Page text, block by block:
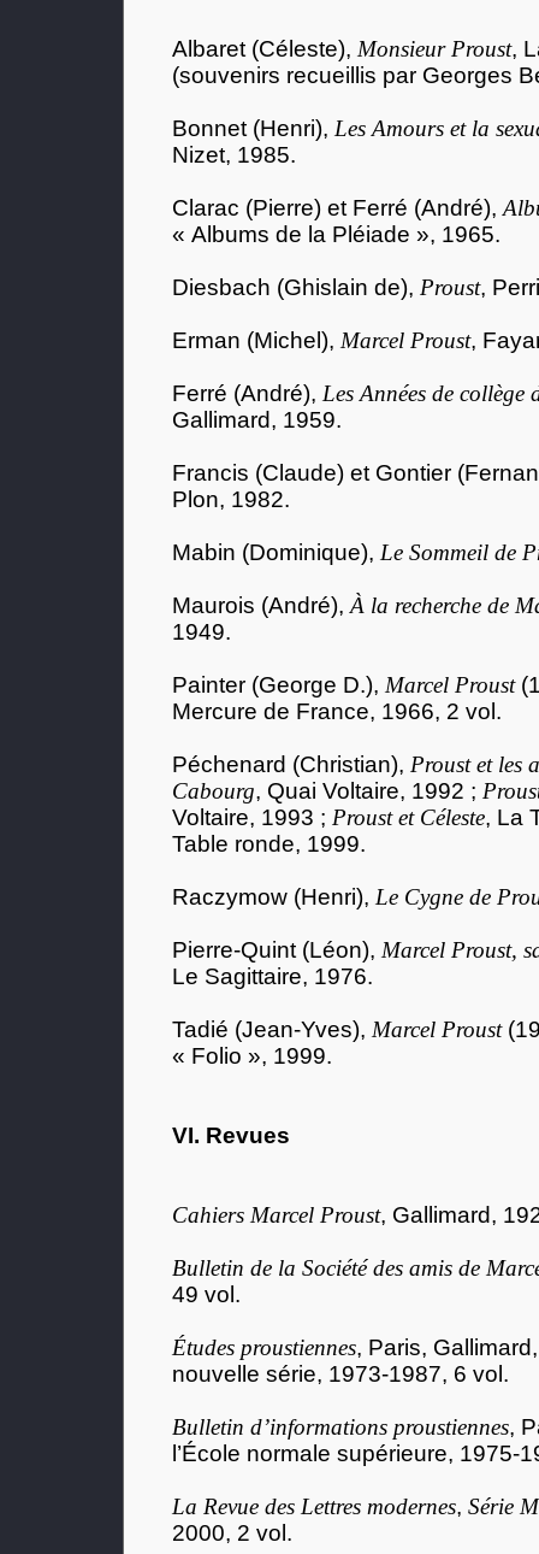
Albaret (Céleste), Monsieur Proust,
(souvenirs recueillis par Georges
Bonnet (Henri), Les Amours et la
Nizet, 1985.
Clarac (Pierre) et Ferré (André),
« Albums de la Pléiade », 1965.
Diesbach (Ghislain de), Proust,
Erman (Michel), Marcel Proust,
Ferré (André), Les Années de collège
Gallimard, 1959.
Francis (Claude) et Gontier
Plon, 1982.
Mabin (Dominique), Le Sommeil de
Maurois (André), À la recherche de
1949.
Painter (George D.), Marcel Proust
Mercure de France, 1966, 2 vol.
Péchenard (Christian), Proust et les
Cabourg, Quai Voltaire, 1992 ;
Voltaire, 1993 ; Proust et Céleste, La
Table ronde, 1999.
Raczymow (Henri), Le Cygne de
Pierre-Quint (Léon), Marcel Proust,
Le Sagittaire, 1976.
Tadié (Jean-Yves), Marcel Proust
« Folio », 1999.
VI. Revues
Cahiers Marcel Proust, Gallimard,
Bulletin de la Société des amis de
49 vol.
Études proustiennes, Paris,
nouvelle série, 1973-1987, 6 vol.
Bulletin d’informations proustiennes,
l’École normale supérieure, 1975-
La Revue des Lettres modernes, Série
2000, 2 vol.